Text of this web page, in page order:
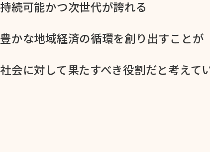
持続可能かつ次世代が​誇れる
豊かな​地域経済の​循環を​創り出すことが
社会に​対して​果た​すべき役割だと​考えて